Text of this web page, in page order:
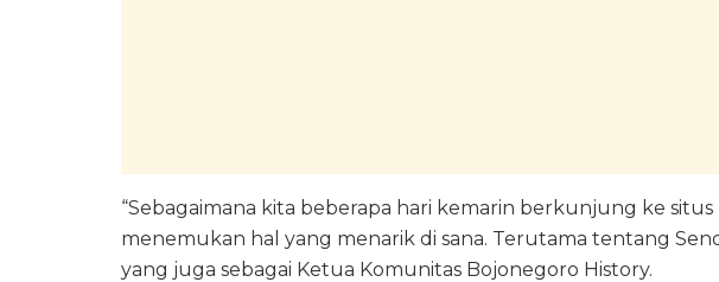
“Sebagaimana kita beberapa hari kemarin berkunjung ke
menemukan hal yang menarik di sana. Terutama tentang
yang juga sebagai Ketua Komunitas Bojonegoro History.